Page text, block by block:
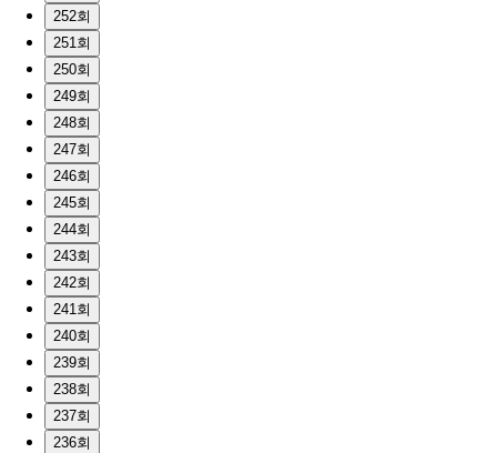
252회
251회
250회
249회
248회
247회
246회
245회
244회
243회
242회
241회
240회
239회
238회
237회
236회